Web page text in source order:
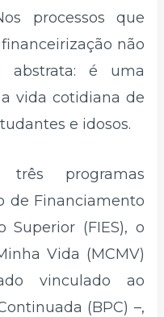
processos que
não
abstrata: é uma
vida cotidiana de
e idosos.
programas
de Financiamento
Superior (FIES), o
Vida (MCMV)
vinculado ao
(BPC) –,